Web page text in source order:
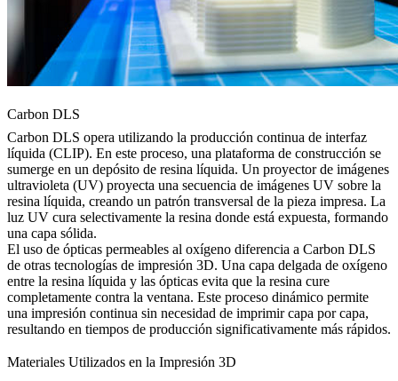
Carbon DLS
Carbon DLS opera utilizando la producción continua de interfaz
líquida (CLIP). En este proceso, una plataforma de construcción se
sumerge en un depósito de resina líquida. Un proyector de imágenes
ultravioleta (UV) proyecta una secuencia de imágenes UV sobre la
resina líquida, creando un patrón transversal de la pieza impresa. La
luz UV cura selectivamente la resina donde está expuesta, formando
una capa sólida.
El uso de ópticas permeables al oxígeno diferencia a Carbon DLS
de otras tecnologías de impresión 3D. Una capa delgada de oxígeno
entre la resina líquida y las ópticas evita que la resina cure
completamente contra la ventana. Este proceso dinámico permite
una impresión continua sin necesidad de imprimir capa por capa,
resultando en tiempos de producción significativamente más rápidos.
Materiales Utilizados en la Impresión 3D